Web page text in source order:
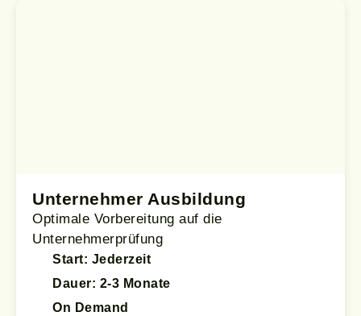
Unternehmer Ausbildung
Optimale Vorbereitung auf die
Unternehmerprüfung
Start: Jederzeit
Dauer: 2-3 Monate
On Demand